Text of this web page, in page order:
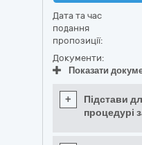
Дата та час
подання
пропозиції:
Документи:
Показати
+
Підстави
процедурі